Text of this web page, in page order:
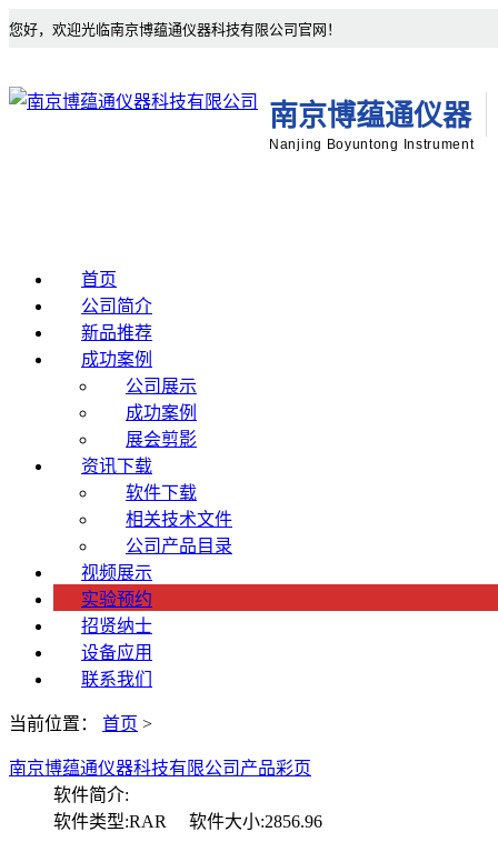
您好，欢迎光临南京博蕴通仪器科技有限公司官网！
南京博蕴通仪器
Nanjing Boyuntong Instrument
首页
公司简介
新品推荐
成功案例
公司展示
成功案例
展会剪影
资讯下载
软件下载
相关技术文件
公司产品目录
视频展示
实验预约
招贤纳士
设备应用
联系我们
当前位置： 首页 >
南京博蕴通仪器科技有限公司产品彩页
软件简介:
软件类型:RAR 软件大小:2856.96